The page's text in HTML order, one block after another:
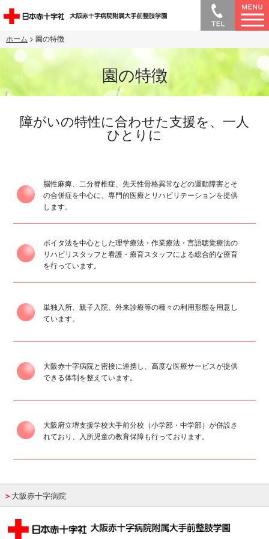
ホーム > 園の特徴
園の特徴
障がいの特性に合わせた支援を、一人
ひとりに
脳性麻痺、二分脊椎症、先天性骨格異常などの運動障害とそ
の合併症を中心に、専門的医療とリハビリテーションを提供
します。
ボイタ法を中心とした理学療法・作業療法・言語聴覚療法の
リハビリスタッフと看護・療育スタッフによる総合的な療育
を行っています。
単独入所、親子入院、外来診療等の種々の利用形態を用意し
ています。
大阪赤十字病院と密接に連携し、高度な医療サービスが提供
できる体制を整えています。
大阪府立堺支援学校大手前分校（小学部・中学部）が併設さ
れており、入所児童の教育保障も行っております。
＞ 大阪赤十字病院